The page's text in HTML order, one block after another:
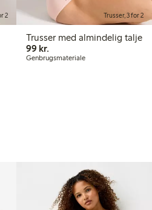
2 Trusser, 3 for 2
Trusser med almindelig talje
99 kr.
Genbrugsmateriale